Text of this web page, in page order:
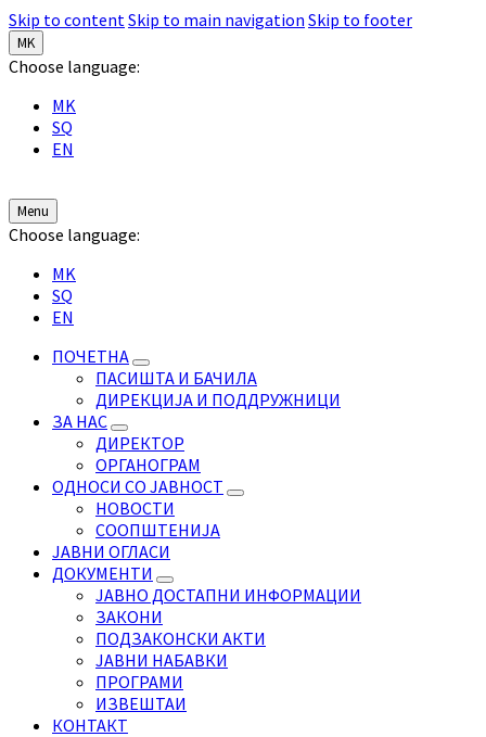
Skip to contentSkip to main navigation Skip to footer
MK
Choose language:
MK
SQ
EN
Menu
Choose language:
MK
SQ
EN
ПОЧЕТНА
ПАСИШТА И БАЧИЛА
ДИРЕКЦИЈА И ПОДДРУЖНИЦИ
ЗА НАС
ДИРЕКТОР
ОРГАНОГРАМ
ОДНОСИ СО ЈАВНОСТ
НОВОСТИ
СООПШТЕНИЈА
ЈАВНИ ОГЛАСИ
ДОКУМЕНТИ
ЈАВНО ДОСТАПНИ ИНФОРМАЦИИ
ЗАКОНИ
ПОДЗАКОНСКИ АКТИ
ЈАВНИ НАБАВКИ
ПРОГРАМИ
ИЗВЕШТАИ
КОНТАКТ